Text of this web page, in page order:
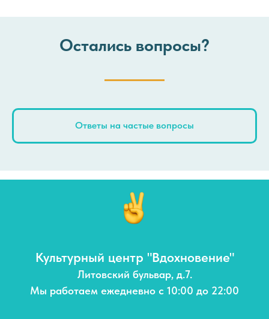
Остались вопросы?
Ответы на частые вопросы
Культурный центр "Вдохновение"
Литовский бульвар, д.7.
Мы работаем ежедневно с 10:00 до 22:00